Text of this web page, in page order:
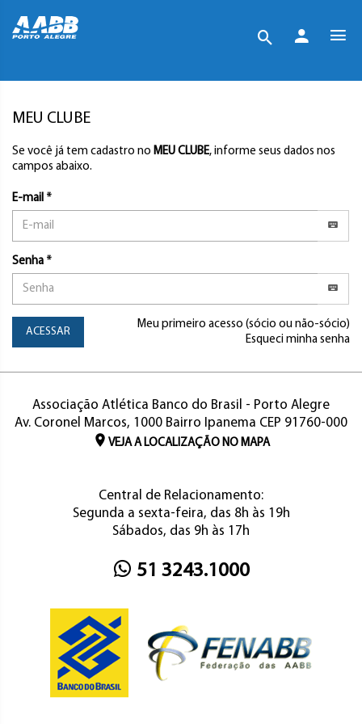
MEU CLUBE
Se você já tem cadastro no MEU CLUBE, informe seus dados nos
campos abaixo.
E-mail *
Senha *
ACESSAR
Meu primeiro acesso (sócio ou não-sócio)
Esqueci minha senha
Associação Atlética Banco do Brasil - Porto Alegre
Av. Coronel Marcos, 1000 Bairro Ipanema CEP 91760-000
VEJA A LOCALIZAÇÃO NO MAPA
Central de Relacionamento:
Segunda a sexta-feira, das 8h às 19h
Sábados, das 9h às 17h
51 3243.1000